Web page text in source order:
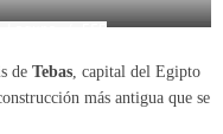
de Tebas , capital del Egipto
más antigua que se